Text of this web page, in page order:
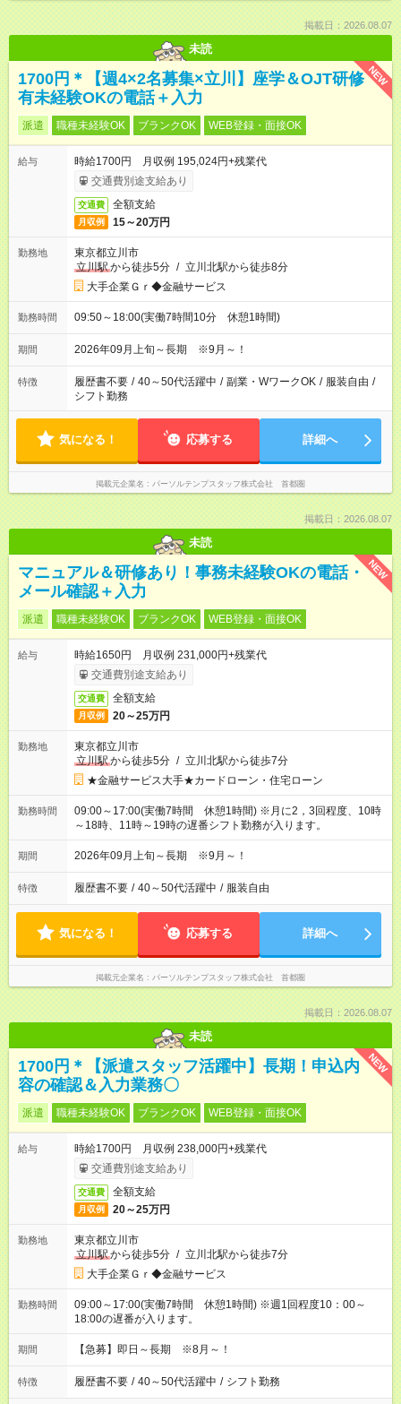
掲載日：2026.08.07
未読
NEW
1700円＊【週4×2名募集×立川】座学＆OJT研修
有未経験OKの電話＋入力
派遣 職種未経験OK ブランクOK WEB登録・面接OK
給与
時給1700円 月収例 195,024円+残業代
交通費別途支給あり
交通費 全額支給
月収例 15～20万円
勤務地
東京都立川市
立川駅から徒歩5分 / 立川北駅から徒歩8分
大手企業Ｇｒ◆金融サービス
勤務時間 09:50～18:00(実働7時間10分 休憩1時間)
期間 2026年09月上旬～長期 ※9月～！
特徴 履歴書不要 / 40～50代活躍中 / 副業・WワークOK / 服装自由 /
シフト勤務
気になる！ 応募する 詳細へ
掲載元企業名 パーソルテンプスタッフ株式会社 首都圏
掲載日：2026.08.07
未読
NEW
マニュアル＆研修あり！事務未経験OKの電話・
メール確認＋入力
派遣 職種未経験OK ブランクOK WEB登録・面接OK
給与
時給1650円 月収例 231,000円+残業代
交通費別途支給あり
交通費 全額支給
月収例 20～25万円
勤務地
東京都立川市
立川駅から徒歩5分 / 立川北駅から徒歩7分
★金融サービス大手★カードローン・住宅ローン
勤務時間
09:00～17:00(実働7時間 休憩1時間) ※月に2，3回程度、10時
～18時、11時～19時の遅番シフト勤務が入ります。
期間 2026年09月上旬～長期 ※9月～！
特徴 履歴書不要 / 40～50代活躍中 / 服装自由
気になる！ 応募する 詳細へ
掲載元企業名 パーソルテンプスタッフ株式会社 首都圏
掲載日：2026.08.07
未読
NEW
1700円＊【派遣スタッフ活躍中】長期！申込内
容の確認＆入力業務〇
派遣 職種未経験OK ブランクOK WEB登録・面接OK
給与
時給1700円 月収例 238,000円+残業代
交通費別途支給あり
交通費 全額支給
月収例 20～25万円
勤務地
東京都立川市
立川駅から徒歩5分 / 立川北駅から徒歩7分
大手企業Ｇｒ◆金融サービス
勤務時間
09:00～17:00(実働7時間 休憩1時間) ※週1回程度10：00～
18:00の遅番が入ります。
期間 【急募】即日～長期 ※8月～！
特徴 履歴書不要 / 40～50代活躍中 / シフト勤務